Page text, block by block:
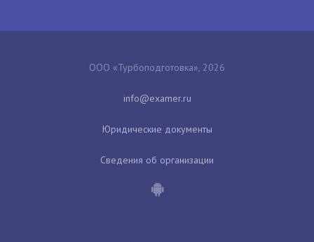
ООО «Турбоподготовка», 2026
Юридические документы
Сведения об организации